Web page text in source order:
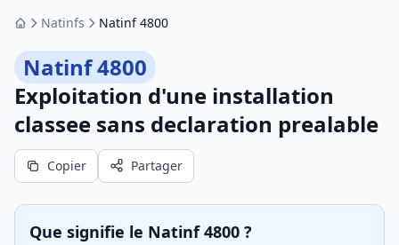
AccueilNatinfs Natinf 4800
Natinf 4800
Exploitation d'une installation
classee sans declaration prealable
Copier Partager
Que signifie le Natinf 4800 ?